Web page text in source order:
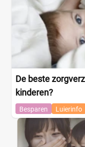
De beste
kinderen?
Besparen Luierinfo